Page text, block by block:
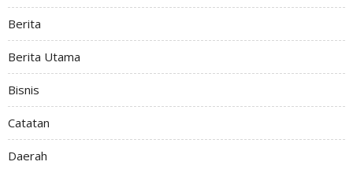
Berita
Berita Utama
Bisnis
Catatan
Daerah